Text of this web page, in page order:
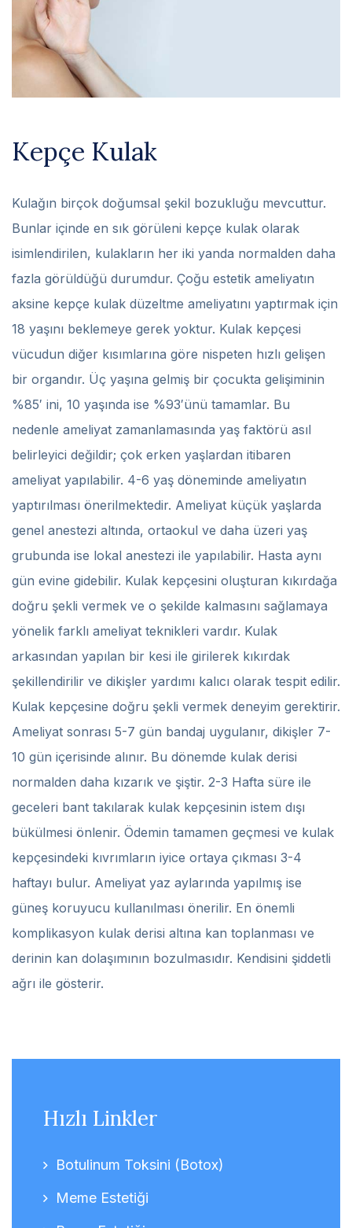
Kepçe Kulak
Kulağın birçok doğumsal şekil bozukluğu mevcuttur.
Bunlar içinde en sık görüleni kepçe kulak olarak
isimlendirilen, kulakların her iki yanda normalden daha
fazla görüldüğü durumdur. Çoğu estetik ameliyatın
aksine kepçe kulak düzeltme ameliyatını yaptırmak için
18 yaşını beklemeye gerek yoktur. Kulak kepçesi
vücudun diğer kısımlarına göre nispeten hızlı gelişen
bir organdır. Üç yaşına gelmiş bir çocukta gelişiminin
%85′ ini, 10 yaşında ise %93′ünü tamamlar. Bu
nedenle ameliyat zamanlamasında yaş faktörü asıl
belirleyici değildir; çok erken yaşlardan itibaren
ameliyat yapılabilir. 4-6 yaş döneminde ameliyatın
yaptırılması önerilmektedir. Ameliyat küçük yaşlarda
genel anestezi altında, ortaokul ve daha üzeri yaş
grubunda ise lokal anestezi ile yapılabilir. Hasta aynı
gün evine gidebilir. Kulak kepçesini oluşturan kıkırdağa
doğru şekli vermek ve o şekilde kalmasını sağlamaya
yönelik farklı ameliyat teknikleri vardır. Kulak
arkasından yapılan bir kesi ile girilerek kıkırdak
şekillendirilir ve dikişler yardımı kalıcı olarak tespit edilir.
Kulak kepçesine doğru şekli vermek deneyim gerektirir.
Ameliyat sonrası 5-7 gün bandaj uygulanır, dikişler 7-
10 gün içerisinde alınır. Bu dönemde kulak derisi
normalden daha kızarık ve şiştir. 2-3 Hafta süre ile
geceleri bant takılarak kulak kepçesinin istem dışı
bükülmesi önlenir. Ödemin tamamen geçmesi ve kulak
kepçesindeki kıvrımların iyice ortaya çıkması 3-4
haftayı bulur. Ameliyat yaz aylarında yapılmış ise
güneş koruyucu kullanılması önerilir. En önemli
komplikasyon kulak derisi altına kan toplanması ve
derinin kan dolaşımının bozulmasıdır. Kendisini şiddetli
ağrı ile gösterir.
Hızlı Linkler
Botulinum Toksini (Botox)
Meme Estetiği